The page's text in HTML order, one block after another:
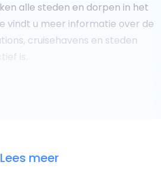
alle steden en dorpen in het
vindt u meer informatie over de
cruisehavens en steden
is.
Lees meer